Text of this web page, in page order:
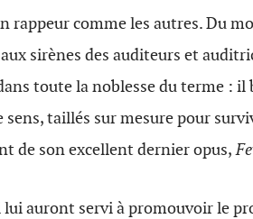
rappeur comme les autres. Du
sirènes des auditeurs et
toute la noblesse du terme :
taillés sur mesure pour
de son excellent dernier opus,
lui auront servi à promouvoir le